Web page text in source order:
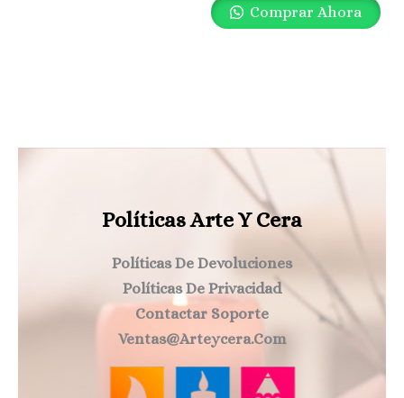
Comprar Ahora
Políticas Arte Y Cera
Políticas De Devoluciones
Políticas De Privacidad
Contactar Soporte
Ventas@arteycera.com